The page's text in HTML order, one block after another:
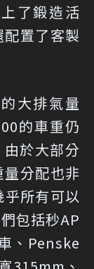
了鍛造活
置了客製
大排氣量
的車重仍
於大部分
分配也非
所有可以
包括秒AP
、Penske